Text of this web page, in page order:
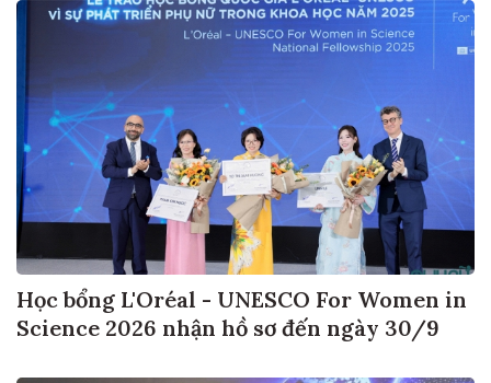
Học bổng L'Oréal - UNESCO For Women in
Science 2026 nhận hồ sơ đến ngày 30/9